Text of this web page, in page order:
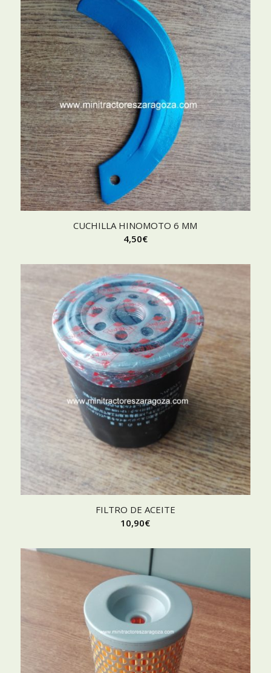
CUCHILLA HINOMOTO 6 MM
4,50€
FILTRO DE ACEITE
10,90€